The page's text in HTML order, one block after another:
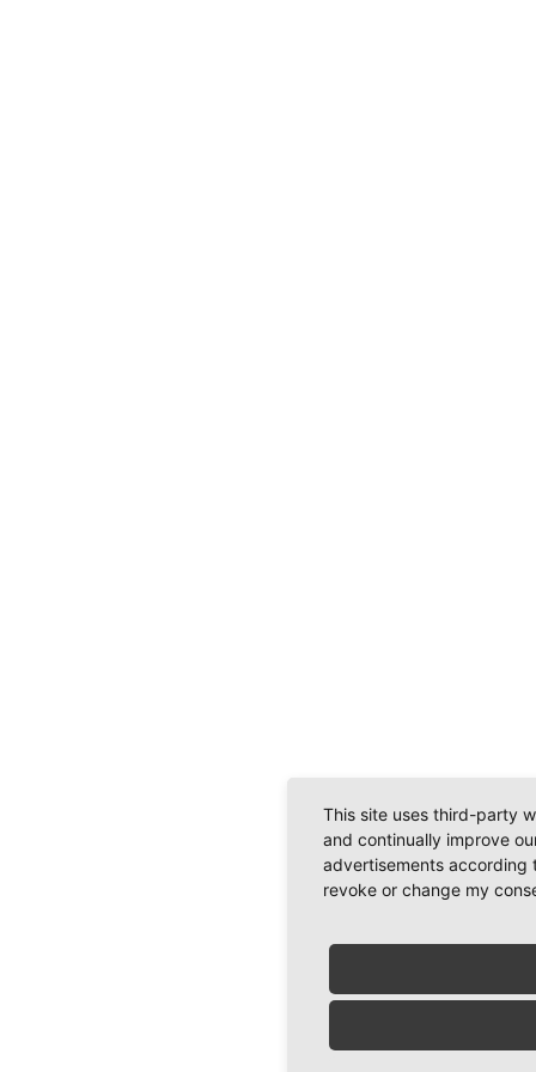
This site uses third-party
and continually improve
advertisements according
revoke or change my